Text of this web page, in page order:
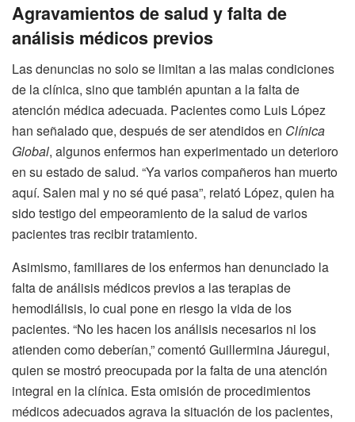
Agravamientos de salud y falta de
análisis médicos previos
Las denuncias no solo se limitan a las malas condiciones
de la clínica, sino que también apuntan a la falta de
atención médica adecuada. Pacientes como Luis López
han señalado que, después de ser atendidos en Clínica
Global, algunos enfermos han experimentado un deterioro
en su estado de salud. “Ya varios compañeros han muerto
aquí. Salen mal y no sé qué pasa”, relató López, quien ha
sido testigo del empeoramiento de la salud de varios
pacientes tras recibir tratamiento.
Asimismo, familiares de los enfermos han denunciado la
falta de análisis médicos previos a las terapias de
hemodiálisis, lo cual pone en riesgo la vida de los
pacientes. “No les hacen los análisis necesarios ni los
atienden como deberían,” comentó Guillermina Jáuregui,
quien se mostró preocupada por la falta de una atención
integral en la clínica. Esta omisión de procedimientos
médicos adecuados agrava la situación de los pacientes,